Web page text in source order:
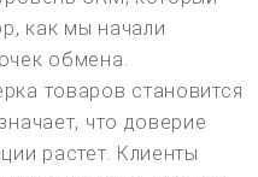
как мы начали
обмена.
товаров становится
что доверие
растет. Клиенты